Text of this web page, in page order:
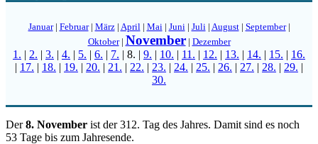
Januar| Februar| März| April| Mai| Juni| Juli| August| September|
Oktober| November| Dezember
1. | 2. | 3. | 4. | 5. | 6. | 7. | 8. | 9. | 10. | 11. | 12. | 13. | 14. | 15. | 16.
| 17. | 18. | 19. | 20. | 21. | 22. | 23. | 24. | 25. | 26. | 27. | 28. | 29. |
30.
Der8. November ist der 312. Tag des Jahres. Damit sind es noch
53 Tage bis zum Jahresende.